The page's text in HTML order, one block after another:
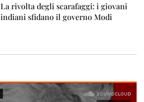
La rivolta degli scarafaggi: i giovani
indiani sfidano il governo Modi